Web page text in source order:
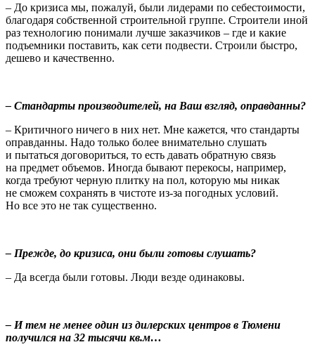
– До кризиса мы, пожалуй, были лидерами по себестоимости,
благодаря собственной строительной группе. Строители иной
раз технологию понимали лучше заказчиков – где и какие
подъемники поставить, как сети подвести. Строили быстро,
дешево и качественно.
– Стандарты производителей, на Ваш взгляд, оправданны?
– Критичного ничего в них нет. Мне кажется, что стандарты
оправданны. Надо только более внимательно слушать
и пытаться договориться, то есть давать обратную связь
на предмет объемов. Иногда бывают перекосы, например,
когда требуют черную плитку на пол, которую мы никак
не сможем сохранять в чистоте из-за погодных условий.
Но все это не так существенно.
– Прежде, до кризиса, они были готовы слушать?
– Да всегда были готовы. Люди везде одинаковы.
– И тем не менее один из дилерских центров в Тюмени
получился на 32 тысячи кв.м…